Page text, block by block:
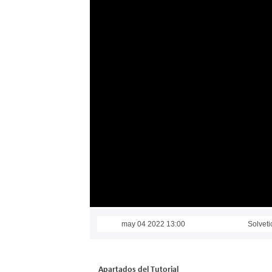
may 04 2022 13:00
Apartados del Tutorial